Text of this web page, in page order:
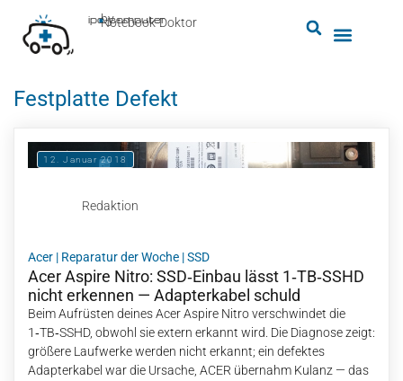
Notebook-Doktor
by
■
ipc-computer
Festplatte Defekt
12. Januar 2018
Redaktion
Acer | Reparatur der Woche |SSD
Acer Aspire Nitro: SSD‑Einbau lässt 1‑TB‑SSHD
nicht erkennen — Adapterkabel schuld
Beim Aufrüsten deines Acer Aspire Nitro verschwindet die
1‑TB‑SSHD, obwohl sie extern erkannt wird. Die Diagnose zeigt:
größere Laufwerke werden nicht erkannt; ein defektes
Adapterkabel war die Ursache, ACER übernahm Kulanz — das